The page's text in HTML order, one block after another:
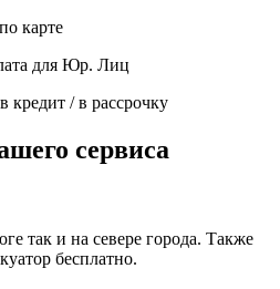
карте
для Юр. Лиц
кредит / в рассрочку
сервиса
так и на севере города. Также
бесплатно.